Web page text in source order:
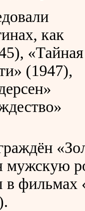
как
«Тайная
(1947),
в